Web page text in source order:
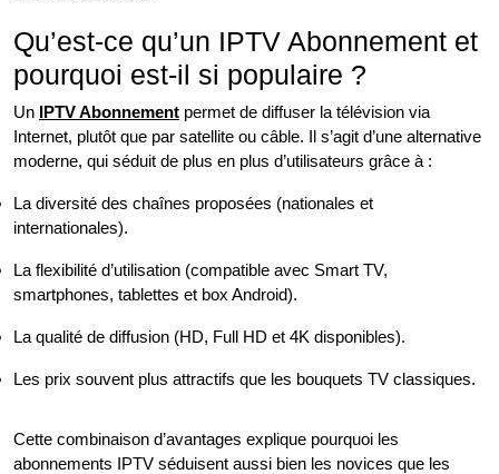
Qu’est-ce qu’un IPTV Abonnement et
pourquoi est-il si populaire ?
Un IPTV Abonnement permet de diffuser la télévision via
Internet, plutôt que par satellite ou câble. Il s’agit d’une alternative
moderne, qui séduit de plus en plus d’utilisateurs grâce à :
La diversité des chaînes proposées (nationales et
internationales).
La flexibilité d’utilisation (compatible avec Smart TV,
smartphones, tablettes et box Android).
La qualité de diffusion (HD, Full HD et 4K disponibles).
Les prix souvent plus attractifs que les bouquets TV classiques.
Cette combinaison d’avantages explique pourquoi les
abonnements IPTV séduisent aussi bien les novices que les